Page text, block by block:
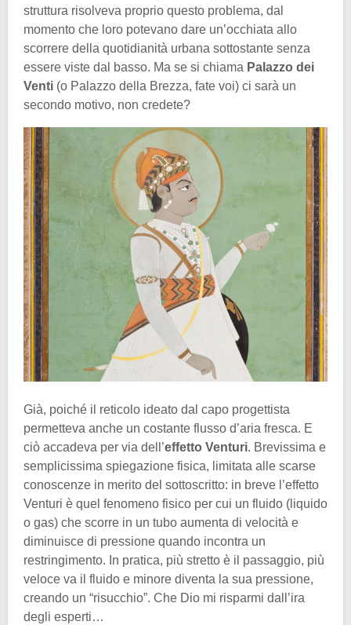
struttura risolveva proprio questo problema, dal
momento che loro potevano dare un’occhiata allo
scorrere della quotidianità urbana sottostante senza
essere viste dal basso. Ma se si chiama Palazzo dei
Venti (o Palazzo della Brezza, fate voi) ci sarà un
secondo motivo, non credete?
Già, poiché il reticolo ideato dal capo progettista
permetteva anche un costante flusso d’aria fresca. E
ciò accadeva per via dell’effetto Venturi. Brevissima e
semplicissima spiegazione fisica, limitata alle scarse
conoscenze in merito del sottoscritto: in breve l’effetto
Venturi è quel fenomeno fisico per cui un fluido (liquido
o gas) che scorre in un tubo aumenta di velocità e
diminuisce di pressione quando incontra un
restringimento. In pratica, più stretto è il passaggio, più
veloce va il fluido e minore diventa la sua pressione,
creando un “risucchio”. Che Dio mi risparmi dall’ira
degli esperti…